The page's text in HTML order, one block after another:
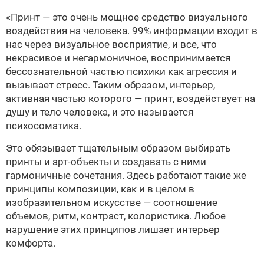
«Принт — это очень мощное средство визуального
воздействия на человека. 99% информации входит в
нас через визуальное восприятие, и все, что
некрасивое и негармоничное, воспринимается
бессознательной частью психики как агрессия и
вызывает стресс. Таким образом, интерьер,
активная частью которого — принт, воздействует на
душу и тело человека, и это называется
психосоматика.
Это обязывает тщательным образом выбирать
принты и арт-объекты и создавать с ними
гармоничные сочетания. Здесь работают такие же
принципы композиции, как и в целом в
изобразительном искусстве — соотношение
объемов, ритм, контраст, колористика. Любое
нарушение этих принципов лишает интерьер
комфорта.